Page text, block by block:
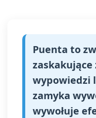
Puenta to
zaskakujące
wypowiedzi
zamyka
wywołuje